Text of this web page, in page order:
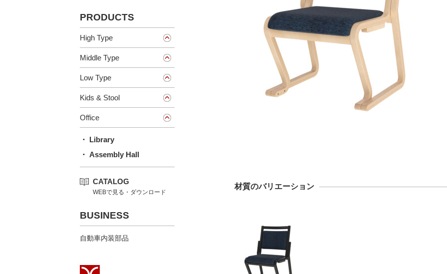
材質のバリエーション
PRODUCTS
High Type
Middle Type
Low Type
Kids & Stool
Office
・ Library
・ Assembly Hall
CATALOG
WEBで見る・ダウンロード
BUSINESS
自動車内装部品